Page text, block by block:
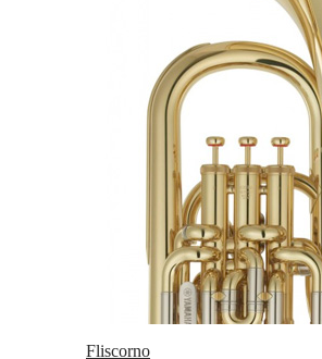
Fliscorno